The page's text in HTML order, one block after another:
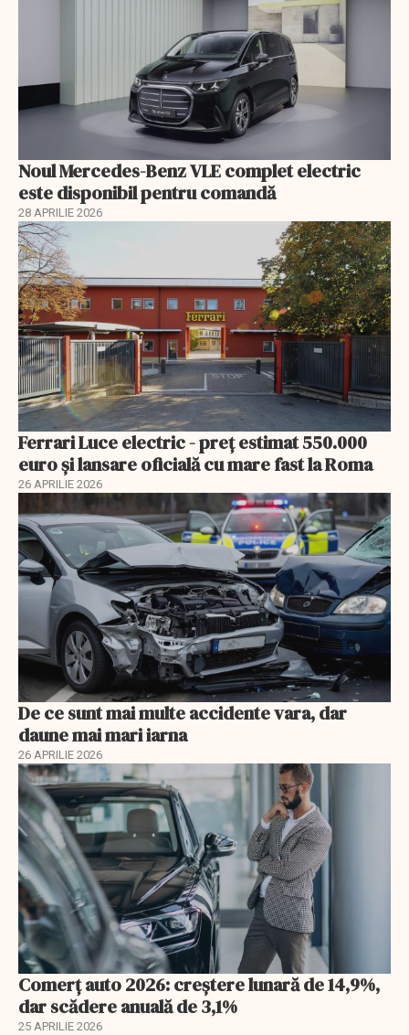
Noul Mercedes-Benz VLE complet electric
este disponibil pentru comandă
28 APRILIE 2026
Ferrari Luce electric - preț estimat 550.000
euro și lansare oficială cu mare fast la Roma
26 APRILIE 2026
De ce sunt mai multe accidente vara, dar
daune mai mari iarna
26 APRILIE 2026
Comerț auto 2026: creștere lunară de 14,9%,
dar scădere anuală de 3,1%
25 APRILIE 2026